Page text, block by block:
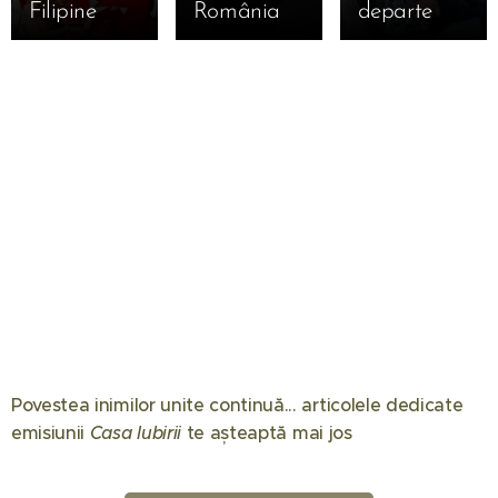
Filipine
România
departe
Povestea inimilor unite continuă... articolele dedicate
emisiunii Casa Iubiriite așteaptă mai jos 🏠
08.06.2026
Gabriel
26.05.2026
07.04.2026